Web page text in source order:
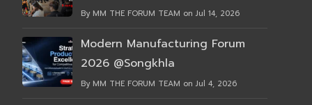
By MM THE FORUM TEAM on Jul 14, 2026
Modern Manufacturing Forum
2026 @Songkhla
By MM THE FORUM TEAM on Jul 4, 2026